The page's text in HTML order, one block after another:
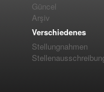
Güncel
Arşiv
Verschiedenes
Stellungnahmen